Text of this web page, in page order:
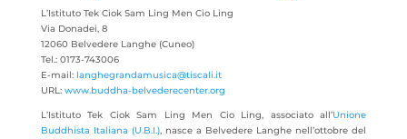
L’Istituto Tek Ciok Sam Ling Men Cio Ling
Via Donadei, 8
12060 Belvedere Langhe (Cuneo)
Tel.: 0173-743006
E-mail: langhegrandamusica@tiscali.it
URL: www.buddha-belvederecenter.org
L’Istituto Tek Ciok Sam Ling Men Cio Ling, associato all’Unione
Buddhista Italiana (U.B.I.), nasce a Belvedere Langhe nell’ottobre del